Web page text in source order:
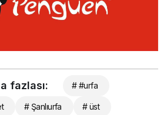
fazlası: # #urfa
# Şanlıurfa # üst